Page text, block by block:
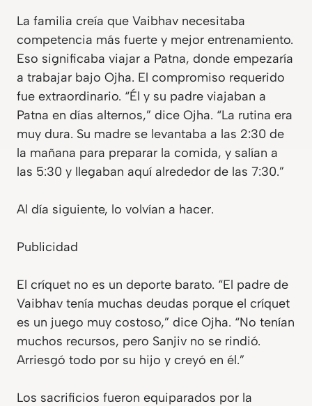
La familia creía que Vaibhav necesitaba
competencia más fuerte y mejor entrenamiento.
Eso significaba viajar a Patna, donde empezaría
a trabajar bajo Ojha. El compromiso requerido
fue extraordinario. “Él y su padre viajaban a
Patna en días alternos,” dice Ojha. “La rutina era
muy dura. Su madre se levantaba a las 2:30 de
la mañana para preparar la comida, y salían a
las 5:30 y llegaban aquí alrededor de las 7:30.”
Al día siguiente, lo volvían a hacer.
Publicidad
El críquet no es un deporte barato. “El padre de
Vaibhav tenía muchas deudas porque el críquet
es un juego muy costoso,” dice Ojha. “No tenían
muchos recursos, pero Sanjiv no se rindió.
Arriesgó todo por su hijo y creyó en él.”
Los sacrificios fueron equiparados por la